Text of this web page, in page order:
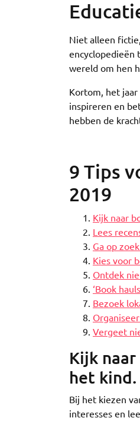
Niet alleen
encyclopedieën
wereld om hen
Kortom, het
inspireren en
hebben de
9 Tips
2019
Kijk naar
Lees
Ga op
Kies voor
Ontdek
‘Book
Bezoek
Vergeet
Kijk
het kind.
Bij het kiezen
interesses en